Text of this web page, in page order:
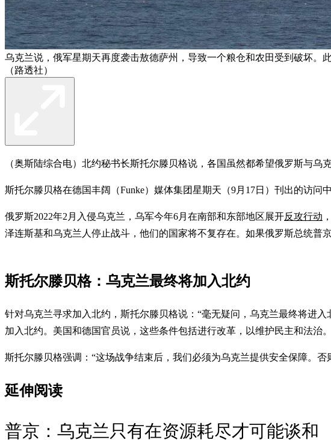
乌克兰说，俄军星期天再度袭击敖德萨州，导致一个粮仓和农田受到破坏。
（路透社）
（奥斯陆综合电）北约秘书长斯托尔滕贝格说，各国虽然都希望俄罗斯与乌
斯托尔滕贝格在德国丰阔（Funke）媒体集团星期天（9月17日）刊出的访
俄罗斯2022年2月入侵乌克兰，乌军今年6月在南部和东部地区展开反攻行动
泽连斯基和乌克兰人停止战斗，他们的国家将不复存在。如果俄罗斯总统普
斯托尔滕贝格：乌克兰最终将加入北约
针对乌克兰寻求加入北约，斯托尔滕贝格说：“毫无疑问，乌克兰最终将进
加入北约。美国和德国官员说，这些条件包括进行改革，以维护民主和法治。
斯托尔滕贝格强调：“这场战争结束后，我们必须为乌克兰提供安全保障。否
延伸阅读
普京：乌克兰只有在资源耗尽才可能谈和